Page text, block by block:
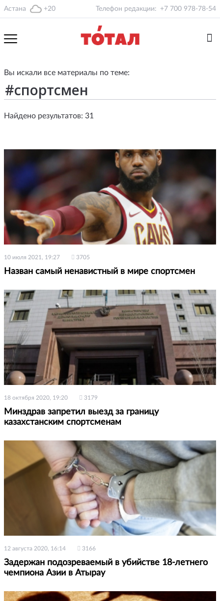
Астана +20 Телефон редакции: +7 700 978-78-54
Вы искали все материалы по теме:
Найдено результатов: 31
10 июля 2021, 19:27 3705
Назван самый ненавистный в мире спортсмен
18 октября 2020, 19:20 3179
Минздрав запретил выезд за границу
казахстанским спортсменам
12 августа 2020, 16:14 3166
Задержан подозреваемый в убийстве 18-летнего
чемпиона Азии в Атырау